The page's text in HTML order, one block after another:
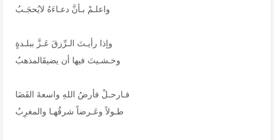
واعلـمْ بـأنَّ دعـاءَهُ لايُحجَـبُ
وإذا رأيـتَ الـرِّزقَ عَـزَّ ببلـدةٍ
وخـشـيتَ فيها أن يضيقَالمذهبُ
فـارحـلْ فأرضُ اللهِ واسعةَ الفَضَا
طـولاً وعَـرضاً شرقُهـا والمغرِبُ